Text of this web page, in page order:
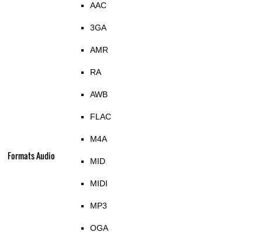
Formats Audio
AAC
3GA
AMR
RA
AWB
FLAC
M4A
MID
MIDI
MP3
OGA